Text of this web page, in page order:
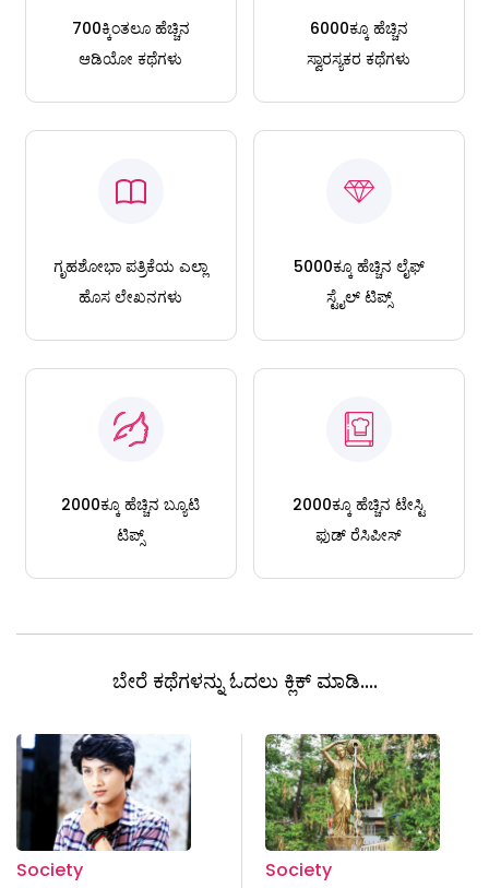
700ಕ್ಕಿಂತಲೂ ಹೆಚ್ಚಿನ
ಆಡಿಯೋ ಕಥೆಗಳು
6000ಕ್ಕೂ ಹೆಚ್ಚಿನ
ಸ್ವಾರಸ್ಯಕರ ಕಥೆಗಳು
ಗೃಹಶೋಭಾ ಪತ್ರಿಕೆಯ ಎಲ್ಲಾ
ಹೊಸ ಲೇಖನಗಳು
5000ಕ್ಕೂ ಹೆಚ್ಚಿನ ಲೈಫ್
ಸ್ಟೈಲ್ ಟಿಪ್ಸ್
2000ಕ್ಕೂ ಹೆಚ್ಚಿನ ಬ್ಯೂಟಿ
ಟಿಪ್ಸ್
2000ಕ್ಕೂ ಹೆಚ್ಚಿನ ಟೇಸ್ಟಿ
ಫುಡ್ ರೆಸಿಪೀಸ್
ಬೇರೆ ಕಥೆಗಳನ್ನು ಓದಲು ಕ್ಲಿಕ್ ಮಾಡಿ....
Society
Society